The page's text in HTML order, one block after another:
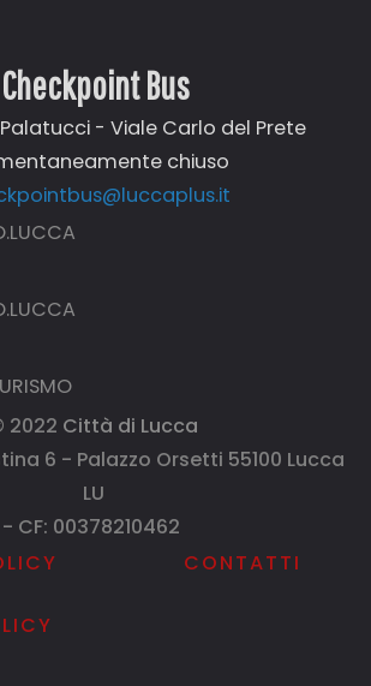
Checkpoint Bus
- Viale Carlo del Prete
chiuso
2022 Città di Lucca
6 - Palazzo Orsetti 55100 Lucca
LU
- CF: 00378210462
CONTATTI